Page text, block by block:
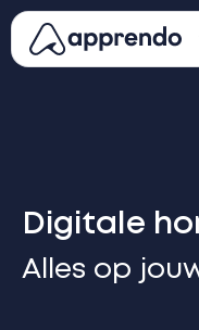
Digitale
Alles op